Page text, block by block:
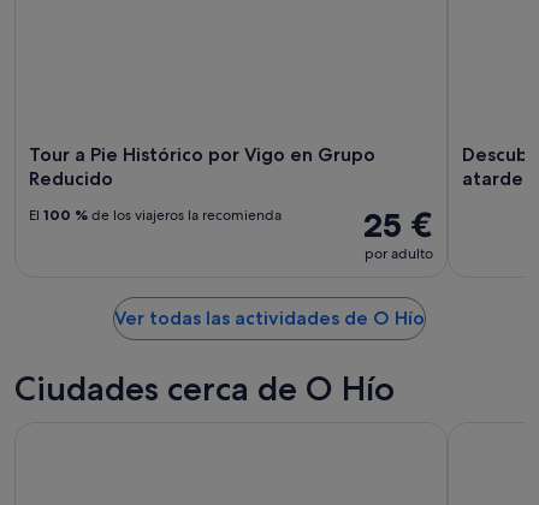
Tour a Pie Histórico por Vigo en Grupo
Reducido
25 €
por adulto
El 100 % de los viajeros la recomienda
Ver todas las actividades de O Hío
Ciudades cerca de O Hío